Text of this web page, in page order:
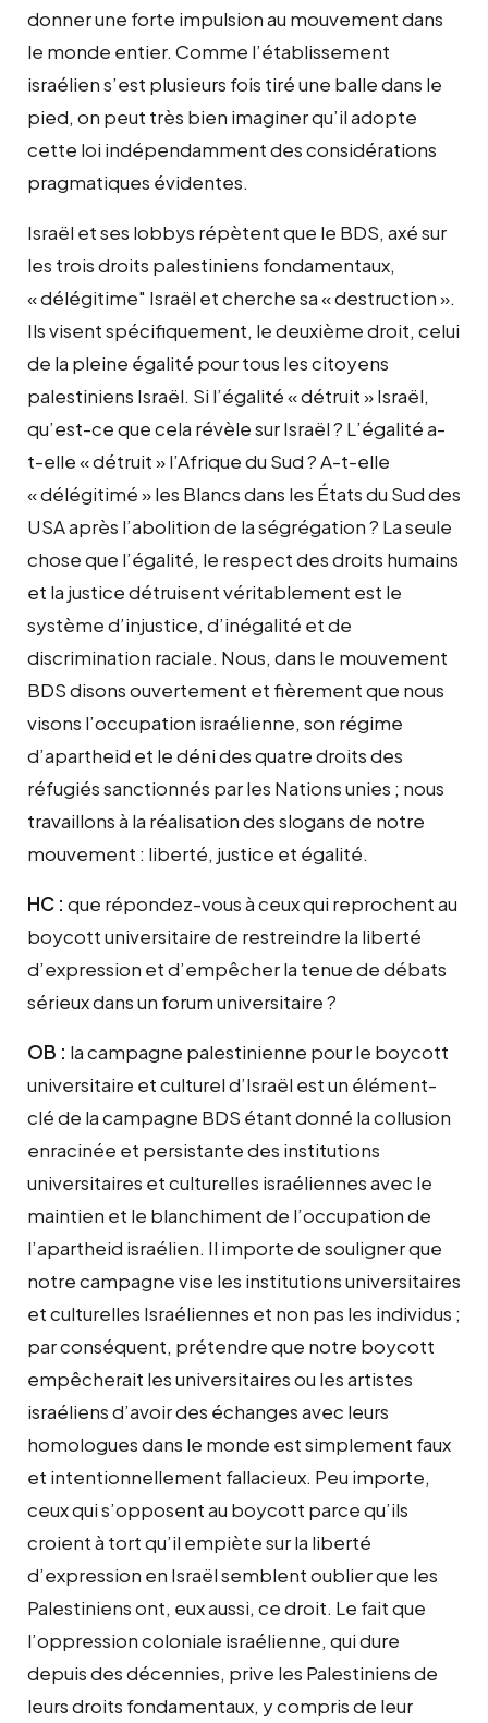
donner une forte impulsion au mouvement dans
le monde entier. Comme l’établissement
israélien s’est plusieurs fois tiré une balle dans le
pied, on peut très bien imaginer qu’il adopte
cette loi indépendamment des considérations
pragmatiques évidentes.
Israël et ses lobbys répètent que le BDS, axé sur
les trois droits palestiniens fondamentaux,
« délégitime" Israël et cherche sa « destruction ».
Ils visent spécifiquement, le deuxième droit, celui
de la pleine égalité pour tous les citoyens
palestiniens Israël. Si l’égalité « détruit » Israël,
qu’est-ce que cela révèle sur Israël ? L’égalité a-
t-elle « détruit » l’Afrique du Sud ? A-t-elle
« délégitimé » les Blancs dans les États du Sud des
USA après l’abolition de la ségrégation ? La seule
chose que l’égalité, le respect des droits humains
et la justice détruisent véritablement est le
système d’injustice, d’inégalité et de
discrimination raciale. Nous, dans le mouvement
BDS disons ouvertement et fièrement que nous
visons l’occupation israélienne, son régime
d’apartheid et le déni des quatre droits des
réfugiés sanctionnés par les Nations unies ; nous
travaillons à la réalisation des slogans de notre
mouvement : liberté, justice et égalité.
HC : que répondez-vous à ceux qui reprochent au
boycott universitaire de restreindre la liberté
d’expression et d’empêcher la tenue de débats
sérieux dans un forum universitaire ?
OB : la campagne palestinienne pour le boycott
universitaire et culturel d’Israël est un élément-
clé de la campagne BDS étant donné la collusion
enracinée et persistante des institutions
universitaires et culturelles israéliennes avec le
maintien et le blanchiment de l’occupation de
l’apartheid israélien. Il importe de souligner que
notre campagne vise les institutions universitaires
et culturelles Israéliennes et non pas les individus ;
par conséquent, prétendre que notre boycott
empêcherait les universitaires ou les artistes
israéliens d’avoir des échanges avec leurs
homologues dans le monde est simplement faux
et intentionnellement fallacieux. Peu importe,
ceux qui s’opposent au boycott parce qu’ils
croient à tort qu’il empiète sur la liberté
d’expression en Israël semblent oublier que les
Palestiniens ont, eux aussi, ce droit. Le fait que
l’oppression coloniale israélienne, qui dure
depuis des décennies, prive les Palestiniens de
leurs droits fondamentaux, y compris de leur